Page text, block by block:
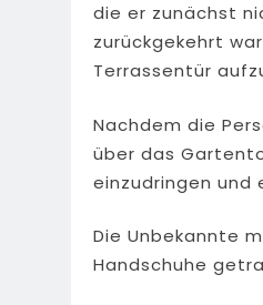
die er zunächst
zurückgekehrt
Terrassentür
Nachdem die
über das
einzudringen und
Die Unbekannte
Handschuhe